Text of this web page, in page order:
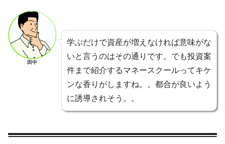
田中
学ぶだけで資産が増えなければ意味がな
いと言うのはその通りです。でも投資案
件まで紹介するマネースクールってキケ
ンな香りがしますね。。都合が良いよう
に誘導されそう。。